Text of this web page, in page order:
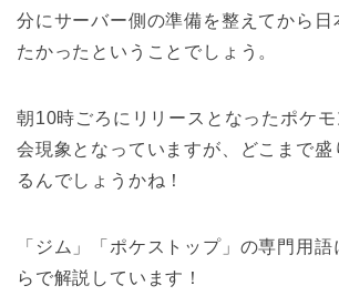
分にサーバー側の準備を整えてから日
たかったということでしょう。
朝10時ごろにリリースとなったポケ
会現象となっていますが、どこまで盛
るんでしょうかね！
「ジム」「ポケストップ」の専門用
らで解説しています！